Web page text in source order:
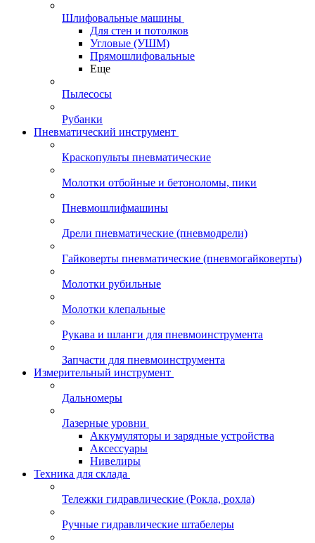
Шлифовальные машины
Для стен и потолков
Угловые (УШМ)
Прямошлифовальные
Еще
Пылесосы
Рубанки
Пневматический инструмент
Краскопульты пневматические
Молотки отбойные и бетоноломы, пики
Пневмошлифмашины
Дрели пневматические (пневмодрели)
Гайковерты пневматические (пневмогайковерты)
Молотки рубильные
Молотки клепальные
Рукава и шланги для пневмоинструмента
Запчасти для пневмоинструмента
Измерительный инструмент
Дальномеры
Лазерные уровни
Аккумуляторы и зарядные устройства
Аксессуары
Нивелиры
Техника для склада
Тележки гидравлические (Рокла, рохла)
Ручные гидравлические штабелеры